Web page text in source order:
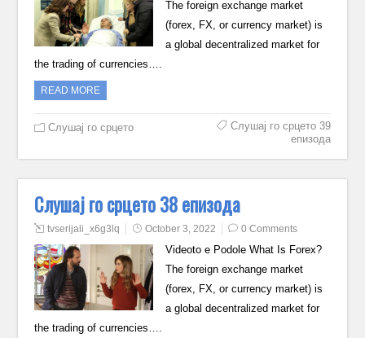
The foreign exchange market
(forex, FX, or currency market) is
a global decentralized market for
the trading of currencies….
READ MORE
Слушај го срцето
Слушај го срцето 39
епизода
Слушај го срцето 38 епизода
tvserijali_x6g3lq October 3, 2022 0 Comments
Videoto e Podole What Is Forex?
The foreign exchange market
(forex, FX, or currency market) is
a global decentralized market for
the trading of currencies….